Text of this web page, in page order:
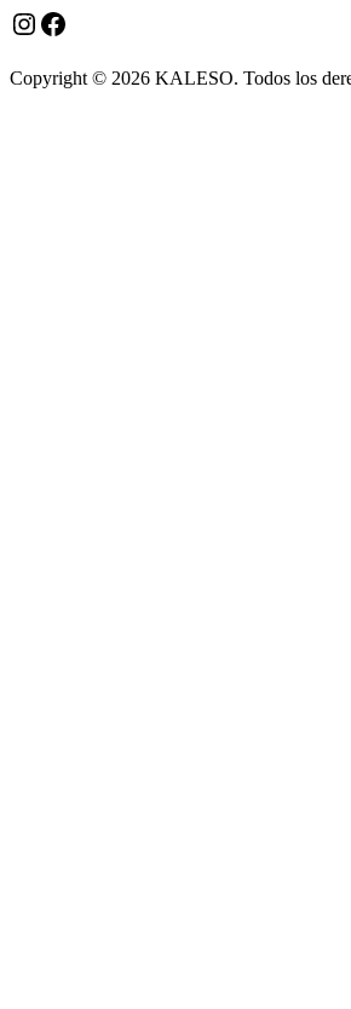
Instagram
Facebook
Copyright © 2026 KALESO. Todos los